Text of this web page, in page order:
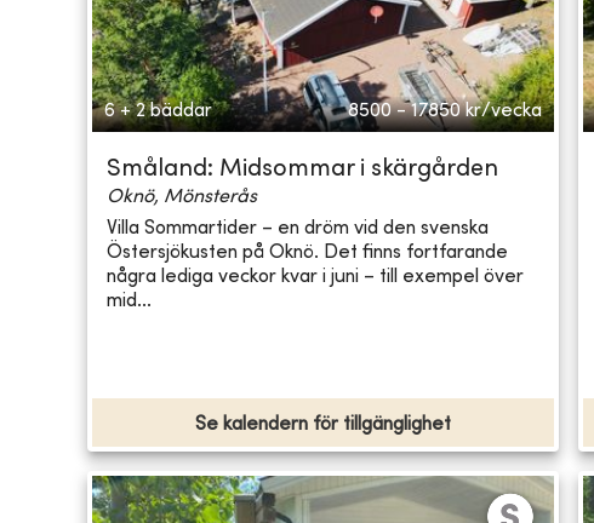
6 + 2 bäddar 8500 - 17850 kr/vecka
Småland: Midsommar i skärgården
Oknö, Mönsterås
Villa Sommartider – en dröm vid den svenska
Östersjökusten på Oknö. Det finns fortfarande
några lediga veckor kvar i juni – till exempel över
mid...
Se kalendern för tillgänglighet